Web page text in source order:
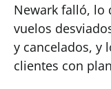
Newark falló, lo
vuelos
y cancelados, y
clientes con